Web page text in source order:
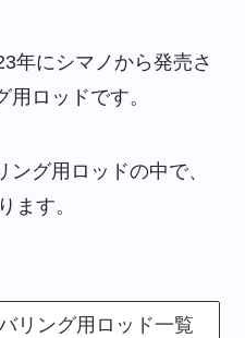
年にシマノから発売さ
ロッドです。
グ用ロッドの中で、
ます。
リング用ロッド一覧